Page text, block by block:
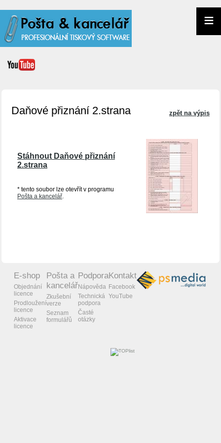
≡
zpět na výpis
Daňové přiznání 2.strana
Stáhnout Daňové přiznání
2.strana
* tento soubor lze otevřít v programu
Pošta a kancelář.
E-shop
Objednání
licence
Prodloužení
licence
Aktivace
licence
Pošta a
kancelář
Zkušební
verze
Seznam
formulářů
Podpora
Nápověda
Technická
podpora
Časté
otázky
Kontakt
Facebook
YouTube